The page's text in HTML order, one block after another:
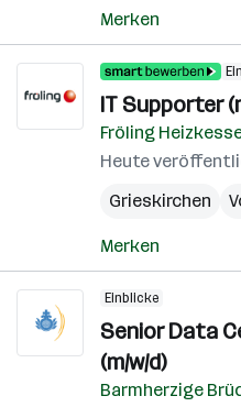
Merken
IT Supporter
Fröling
Heute
Grieskirchen
Merken
Einblicke
Senior Data
(m/w/d)
Barmherzige